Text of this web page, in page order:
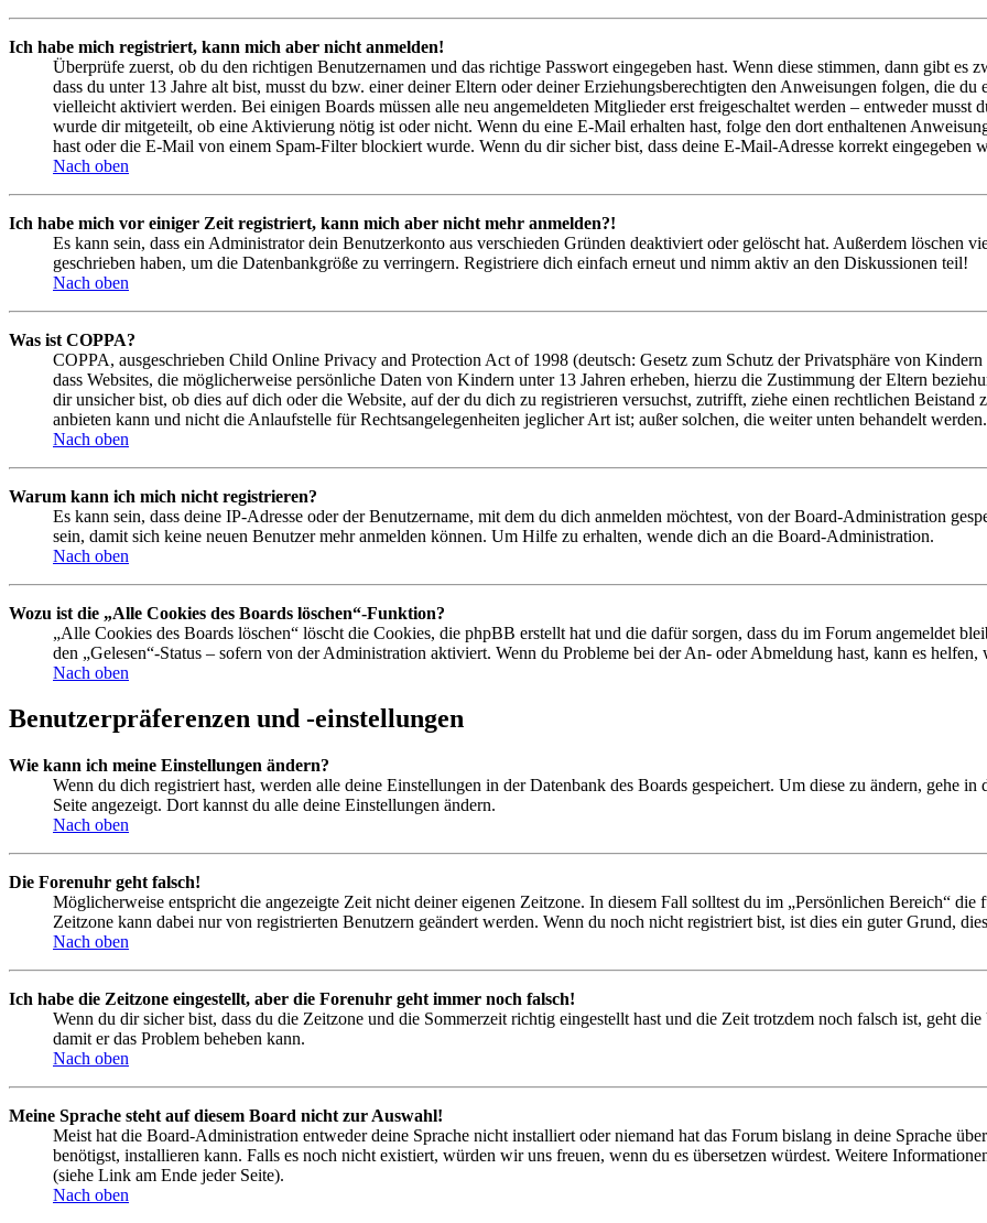
Ich habe mich registriert, kann mich aber nicht anmelden!
Überprüfe zuerst, ob du den richtigen Benutzernamen und das richtige Passwort eingegeben hast. Wenn diese stimmen, dann gibt es
dass du unter 13 Jahre alt bist, musst du bzw. einer deiner Eltern oder deiner Erziehungsberechtigten den Anweisungen folgen, die
vielleicht aktiviert werden. Bei einigen Boards müssen alle neu angemeldeten Mitglieder erst freigeschaltet werden – entweder musst
wurde dir mitgeteilt, ob eine Aktivierung nötig ist oder nicht. Wenn du eine E-Mail erhalten hast, folge den dort enthaltenen
hast oder die E-Mail von einem Spam-Filter blockiert wurde. Wenn du dir sicher bist, dass deine E-Mail-Adresse korrekt eingegeben
Nach oben
Ich habe mich vor einiger Zeit registriert, kann mich aber nicht mehr anmelden?!
Es kann sein, dass ein Administrator dein Benutzerkonto aus verschieden Gründen deaktiviert oder gelöscht hat. Außerdem löschen
geschrieben haben, um die Datenbankgröße zu verringern. Registriere dich einfach erneut und nimm aktiv an den Diskussionen teil!
Nach oben
Was ist COPPA?
COPPA, ausgeschrieben Child Online Privacy and Protection Act of 1998 (deutsch: Gesetz zum Schutz der Privatsphäre von
dass Websites, die möglicherweise persönliche Daten von Kindern unter 13 Jahren erheben, hierzu die Zustimmung der Eltern
dir unsicher bist, ob dies auf dich oder die Website, auf der du dich zu registrieren versuchst, zutrifft, ziehe einen rechtlichen Beistand
anbieten kann und nicht die Anlaufstelle für Rechtsangelegenheiten jeglicher Art ist; außer solchen, die weiter unten behandelt werden.
Nach oben
Warum kann ich mich nicht registrieren?
Es kann sein, dass deine IP-Adresse oder der Benutzername, mit dem du dich anmelden möchtest, von der Board-Administration
sein, damit sich keine neuen Benutzer mehr anmelden können. Um Hilfe zu erhalten, wende dich an die Board-Administration.
Nach oben
Wozu ist die „Alle Cookies des Boards löschen“-Funktion?
„Alle Cookies des Boards löschen“ löscht die Cookies, die phpBB erstellt hat und die dafür sorgen, dass du im Forum angemeldet
den „Gelesen“-Status – sofern von der Administration aktiviert. Wenn du Probleme bei der An- oder Abmeldung hast, kann es
Nach oben
Benutzerpräferenzen und -einstellungen
Wie kann ich meine Einstellungen ändern?
Wenn du dich registriert hast, werden alle deine Einstellungen in der Datenbank des Boards gespeichert. Um diese zu ändern, gehe
Seite angezeigt. Dort kannst du alle deine Einstellungen ändern.
Nach oben
Die Forenuhr geht falsch!
Möglicherweise entspricht die angezeigte Zeit nicht deiner eigenen Zeitzone. In diesem Fall solltest du im „Persönlichen Bereich“
Zeitzone kann dabei nur von registrierten Benutzern geändert werden. Wenn du noch nicht registriert bist, ist dies ein guter Grund,
Nach oben
Ich habe die Zeitzone eingestellt, aber die Forenuhr geht immer noch falsch!
Wenn du dir sicher bist, dass du die Zeitzone und die Sommerzeit richtig eingestellt hast und die Zeit trotzdem noch falsch ist, geht
damit er das Problem beheben kann.
Nach oben
Meine Sprache steht auf diesem Board nicht zur Auswahl!
Meist hat die Board-Administration entweder deine Sprache nicht installiert oder niemand hat das Forum bislang in deine Sprache
benötigst, installieren kann. Falls es noch nicht existiert, würden wir uns freuen, wenn du es übersetzen würdest. Weitere
(siehe Link am Ende jeder Seite).
Nach oben